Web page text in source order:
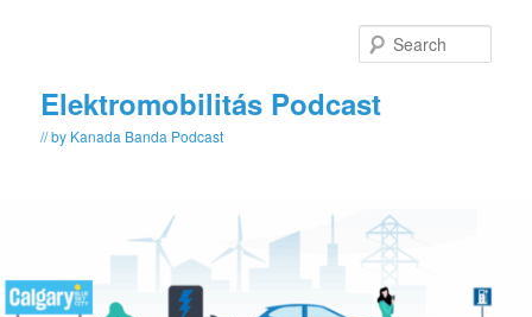
Elektromobilitás Podcast
// by Kanada Banda Podcast